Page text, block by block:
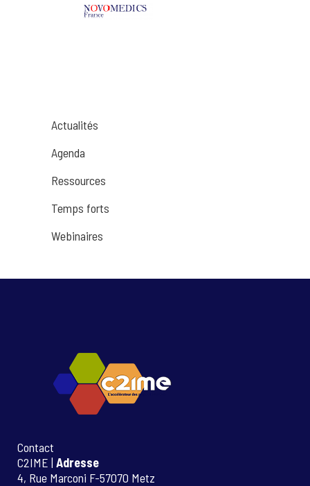
Actualités
Agenda
Ressources
Temps forts
Webinaires
Contact
C2IME | Adresse
4, Rue Marconi F-57070 Metz